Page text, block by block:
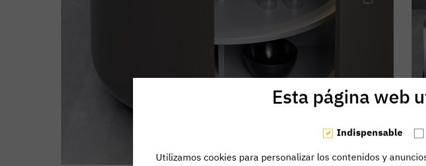
Esta página web
Indispensable
Utilizamos cookies para personalizar los contenidos y